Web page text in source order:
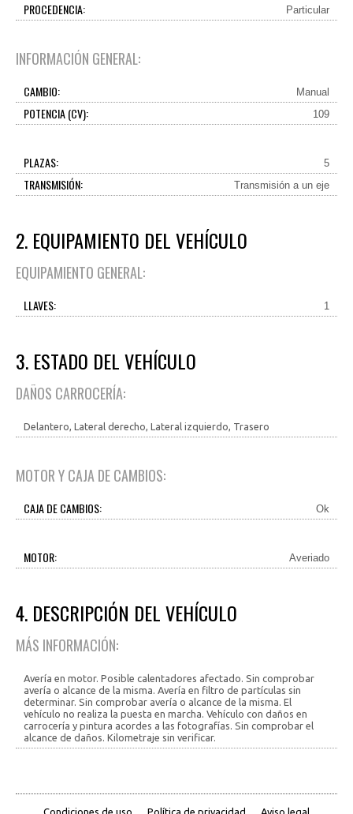
PROCEDENCIA: Particular
INFORMACIÓN GENERAL:
CAMBIO: Manual
POTENCIA (CV): 109
PLAZAS: 5
TRANSMISIÓN: Transmisión a un eje
2. EQUIPAMIENTO DEL VEHÍCULO
EQUIPAMIENTO GENERAL:
LLAVES: 1
3. ESTADO DEL VEHÍCULO
DAÑOS CARROCERÍA:
Delantero, Lateral derecho, Lateral izquierdo, Trasero
MOTOR Y CAJA DE CAMBIOS:
CAJA DE CAMBIOS: Ok
MOTOR: Averiado
4. DESCRIPCIÓN DEL VEHÍCULO
MÁS INFORMACIÓN:
Avería en motor. Posible calentadores afectado. Sin comprobar
avería o alcance de la misma. Avería en filtro de partículas sin
determinar. Sin comprobar avería o alcance de la misma. El
vehículo no realiza la puesta en marcha. Vehículo con daños en
carrocería y pintura acordes a las fotografías. Sin comprobar el
alcance de daños. Kilometraje sin verificar.
Condiciones de uso Política de privacidad Aviso legal